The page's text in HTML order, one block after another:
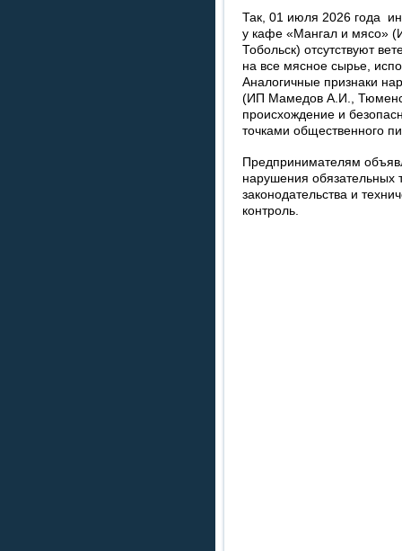
Так, 01 июля 2026 года
у кафе «Мангал и мясо»
Тобольск) отсутствуют
на все мясное сырье,
Аналогичные признаки
(ИП Мамедов А.И.,
происхождение и
точками общественного
Предпринимателям
нарушения обязательных
законодательства и
контроль.